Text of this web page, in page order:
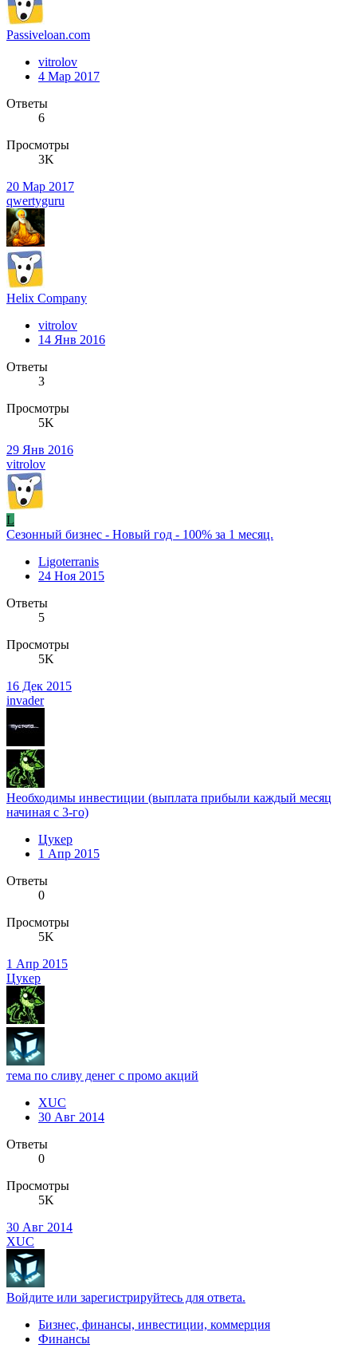
Passiveloan.com
vitrolov
4 Мар 2017
Ответы
6
Просмотры
3K
20 Мар 2017
qwertyguru
Helix Company
vitrolov
14 Янв 2016
Ответы
3
Просмотры
5K
29 Янв 2016
vitrolov
L
Сезонный бизнес - Новый год - 100% за 1 месяц.
Ligoterranis
24 Ноя 2015
Ответы
5
Просмотры
5K
16 Дек 2015
invader
Необходимы инвестиции (выплата прибыли каждый месяц
начиная с 3-го)
Цукер
1 Апр 2015
Ответы
0
Просмотры
5K
1 Апр 2015
Цукер
тема по сливу денег с промо акций
XUC
30 Авг 2014
Ответы
0
Просмотры
5K
30 Авг 2014
XUC
Войдите или зарегистрируйтесь для ответа.
Бизнес, финансы, инвестиции, коммерция
Финансы